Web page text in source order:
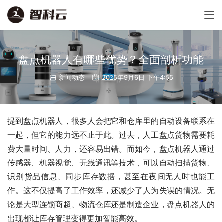
盘点机器人有哪些优势？全面剖析功能
新闻动态 2025年9月6日 下午4:55
提到盘点机器人，很多人会把它和仓库里的自动设备联系在
一起，但它的能力远不止于此。过去，人工盘点货物需要耗
费大量时间、人力，还容易出错。而如今，盘点机器人通过
传感器、机器视觉、无线通讯等技术，可以自动扫描货物、
识别货品信息、同步库存数据，甚至在夜间无人时也能工
作。这不仅提高了工作效率，还减少了人为失误的情况。无
论是大型连锁商超、物流仓库还是制造企业，盘点机器人的
出现都让库存管理变得更加智能高效。